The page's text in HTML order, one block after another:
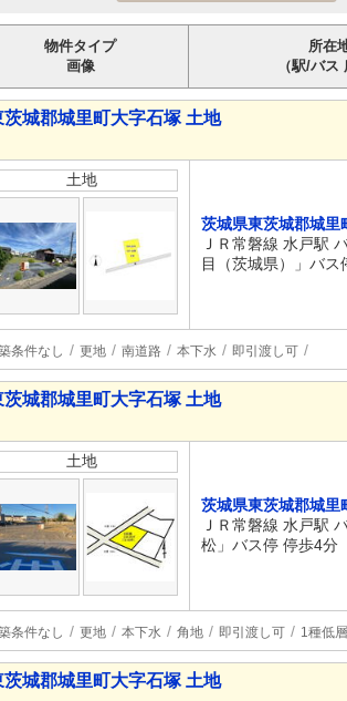
物件タイプ
画像
所在
（駅/バス
城郡城里町大字石塚 土地
土地
茨城県東茨城郡城里
ＪＲ常磐線 水戸駅
目（茨城県）」バス
条件なし 更地 南道路 本下水 即引渡し可
城郡城里町大字石塚 土地
土地
茨城県東茨城郡城里
ＪＲ常磐線 水戸駅
松」バス停 停歩4分
条件なし 更地 本下水 角地 即引渡し可 1種低
城郡城里町大字石塚 土地